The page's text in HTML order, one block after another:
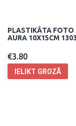
PLASTIKĀTA FOTO
AURA 10X15CM
€3.80
IELIKT GROZĀ